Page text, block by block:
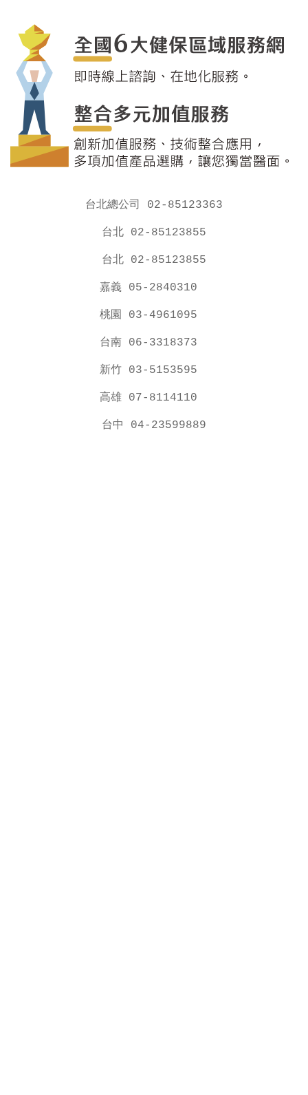
台北總公司 02-85123363
台北 02-85123855
台北 02-85123855
嘉義 05-2840310
桃園 03-4961095
台南 06-3318373
新竹 03-5153595
高雄 07-8114110
台中 04-23599889